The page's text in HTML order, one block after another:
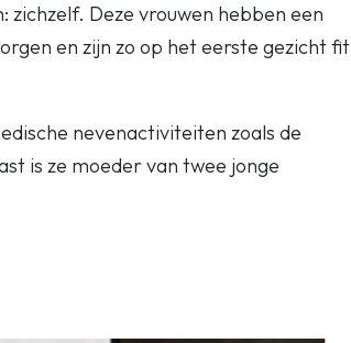
Deze vrouwen hebben een
en zijn zo op het eerste gezicht fit
nevenactiviteiten zoals de
is ze moeder van twee jonge